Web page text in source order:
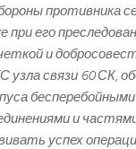
противника
при его
и
связи 60 СК,
и
успех